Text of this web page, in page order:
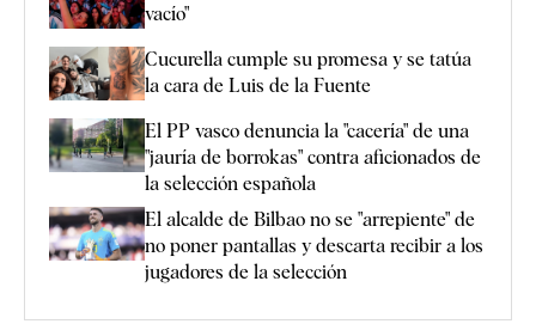
vacío"
Cucurella cumple su promesa y se tatúa
la cara de Luis de la Fuente
El PP vasco denuncia la "cacería" de una
"jauría de borrokas" contra aficionados de
la selección española
El alcalde de Bilbao no se "arrepiente" de
no poner pantallas y descarta recibir a los
jugadores de la selección